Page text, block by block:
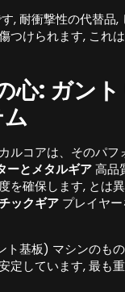
, 耐衝撃性の代替品,
つけられます, これ
心: ガン
ルコアは、そのパフ
ーとメタルギア高品
を確保します, とは
ックギア プレイヤ
ト基板) マシンのも
定しています, 最も